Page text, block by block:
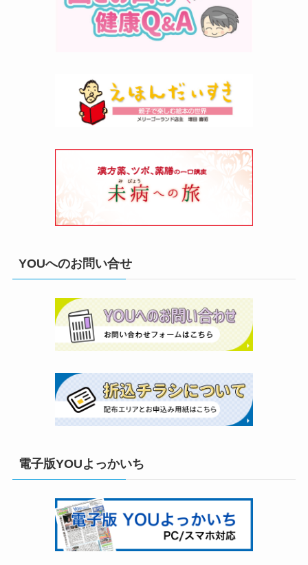
YOUへのお問い合せ
電子版YOUよっかいち